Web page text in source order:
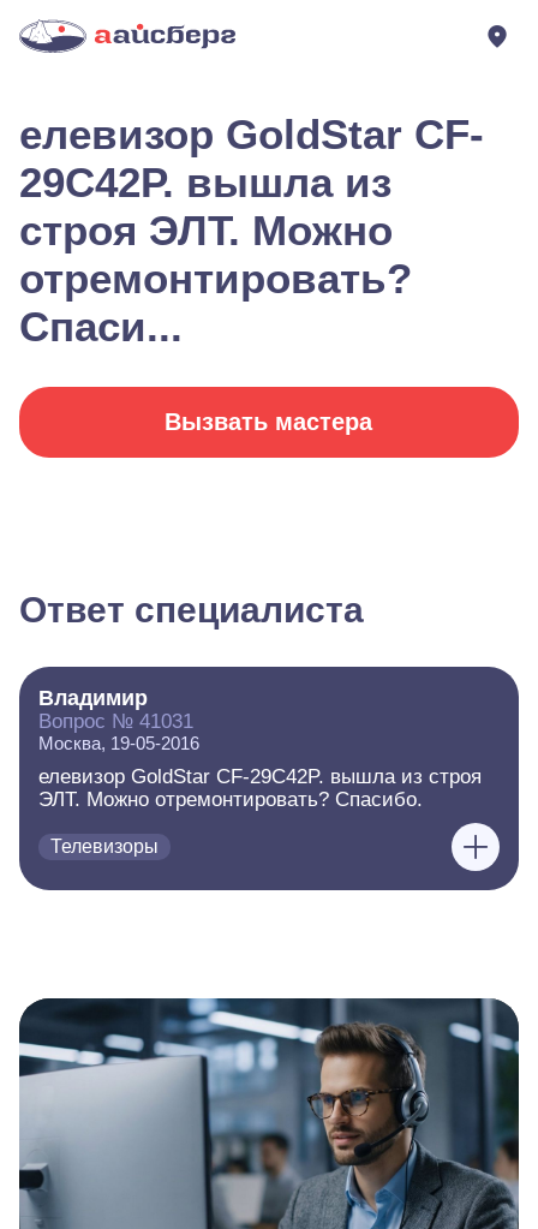
елевизор GoldStar CF-
29C42P. вышла из
строя ЭЛТ. Можно
отремонтировать?
Спаси...
Вызвать мастера
Ответ специалиста
Владимир
Вопрос № 41031
Москва, 19-05-2016
елевизор GoldStar CF-29C42P. вышла из строя
ЭЛТ. Можно отремонтировать? Спасибо.
Телевизоры